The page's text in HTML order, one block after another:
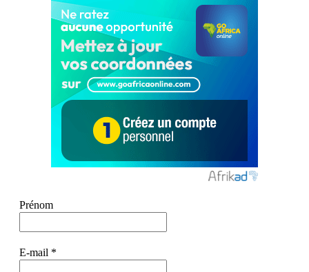
Prénom
E-mail *